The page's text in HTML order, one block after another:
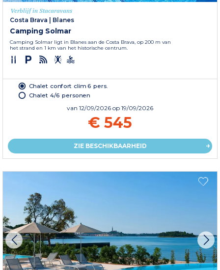
Verblijf in Stacaravans
Costa Brava | Blanes
Camping Solmar
Camping Solmar ligt in Blanes aan de Costa Brava, op 200 m van
het strand en 1 km van het historische centrum.
Chalet confort clim 6 pers.
Chalet 4/6 personen
van 12/09/2026 op 19/09/2026
€ 545
ZIE BESCHIKBAARHEID